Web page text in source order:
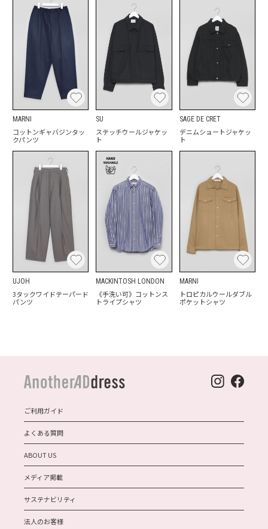
MARNI
コットンギャバジンタッ
クパンツ
SU
ステッチウールジャケッ
ト
SAGE DE CRET
デニムショートジャケッ
ト
UJOH
3タックワイドテーパード
パンツ
MACKINTOSH LONDON
《手洗い可》コットンス
トライプシャツ
MARNI
トロピカルウールダブル
ポケットシャツ
ご利用ガイド
よくある質問
ABOUT US
メディア掲載
サステナビリティ
法人のお客様